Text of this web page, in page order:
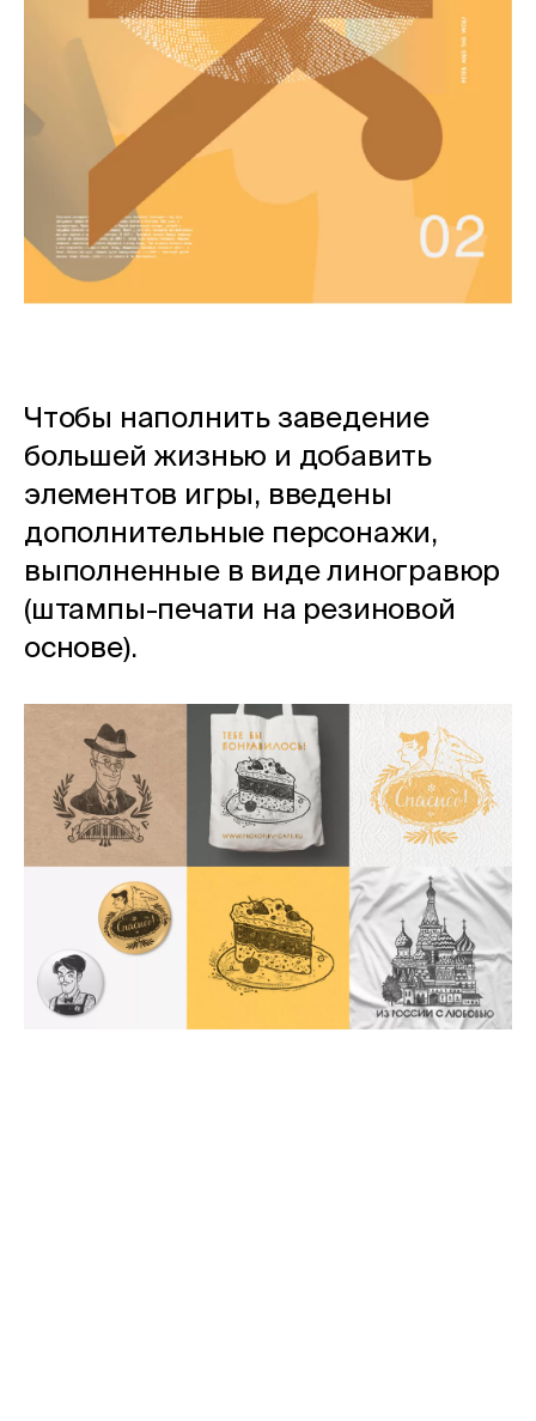
Чтобы наполнить заведение
большей жизнью и добавить
элементов игры, введены
дополнительные персонажи,
выполненные в виде линогравюр
(штампы-печати на резиновой
основе).